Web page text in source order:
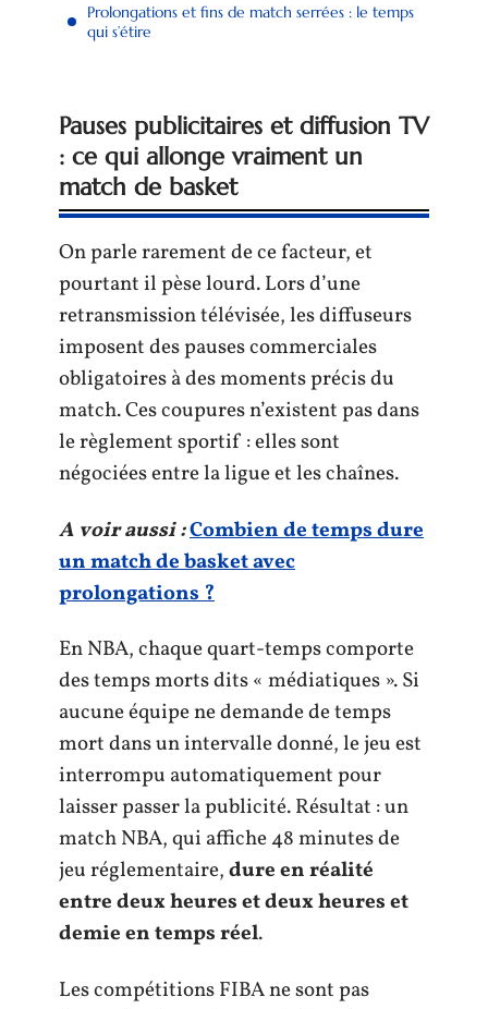
Prolongations et fins de match serrées : le temps
qui s’étire
Pauses publicitaires et diffusion TV
: ce qui allonge vraiment un
match de basket
On parle rarement de ce facteur, et
pourtant il pèse lourd. Lors d’une
retransmission télévisée, les diffuseurs
imposent des pauses commerciales
obligatoires à des moments précis du
match. Ces coupures n’existent pas dans
le règlement sportif : elles sont
négociées entre la ligue et les chaînes.
A voir aussi :Combien de temps dure
un match de basket avec
prolongations ?
En NBA, chaque quart-temps comporte
des temps morts dits « médiatiques ». Si
aucune équipe ne demande de temps
mort dans un intervalle donné, le jeu est
interrompu automatiquement pour
laisser passer la publicité. Résultat : un
match NBA, qui affiche 48 minutes de
jeu réglementaire,dure en réalité
entre deux heures et deux heures et
demie en temps réel.
Les compétitions FIBA ne sont pas